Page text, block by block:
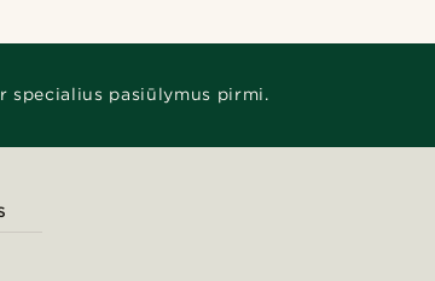
specialius pasiūlymus pirmi.